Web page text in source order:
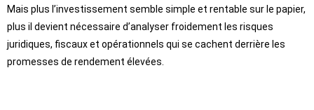
Mais plus l’investissement semble simple et rentable sur le papier,
plus il devient nécessaire d’analyser froidement les risques
juridiques, fiscaux et opérationnels qui se cachent derrière les
promesses de rendement élevées.